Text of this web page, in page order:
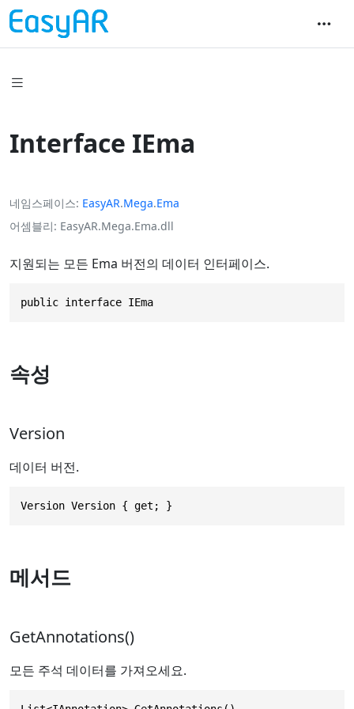
Interface IEma
네임스페이스 EasyAR.Mega.Ema
어셈블리 EasyAR.Mega.Ema.dll
지원되는 모든 Ema 버전의 데이터 인터페이스.
public interface IEma
속성
Version
데이터 버전.
Version Version { get; }
메서드
GetAnnotations()
모든 주석 데이터를 가져오세요.